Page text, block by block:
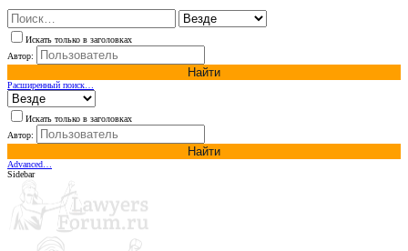
Искать только в заголовках
Автор:
Найти
Расширенный поиск…
Искать только в заголовках
Автор:
Найти
Advanced…
Sidebar